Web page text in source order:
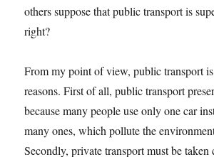
others suppose that public transport is
right?
From my point of view, public transport
reasons. First of all, public transport
because many people use only one car
many ones, which pollute the
Secondly, private transport must be